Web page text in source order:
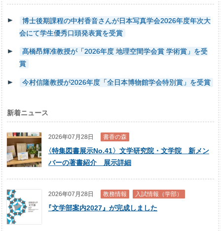
博士後期課程の中村香音さんが日本写真学会2026年度年次大
会にて学生優秀口頭発表賞を受賞
髙橋昂輝准教授が「2026年度 地理空間学会賞 学術賞」を受
賞
今村信隆教授が2026年度「全日本博物館学会特別賞」を受賞
新着ニュース
2026年07月28日 書香の森
〈特集図書展示No.41〉文学研究院・文学院 新メン
バーの著書紹介 展示詳細
2026年07月28日 教務情報 入試情報（学部）
『文学部案内2027』が完成しました